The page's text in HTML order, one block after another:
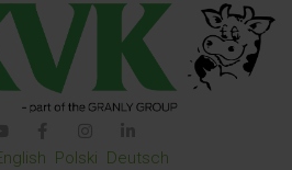
Polski Deutsch